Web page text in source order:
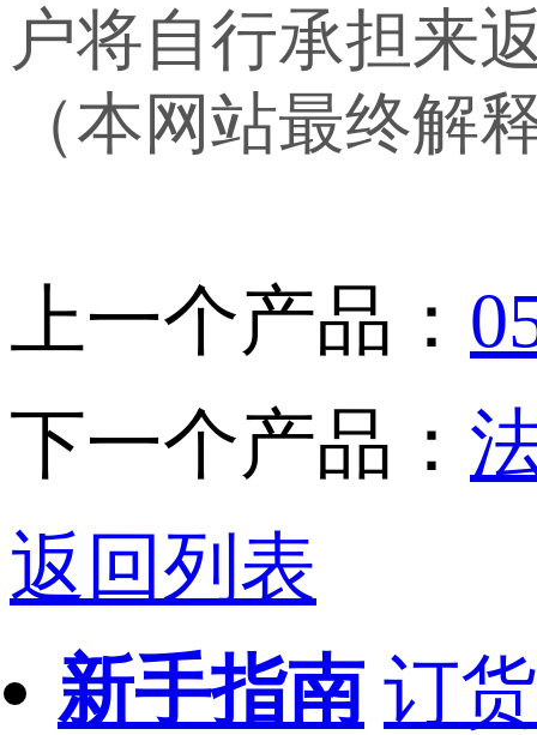
户将自行承担来
（本网站最终解
上一个产品：
下一个产品：
返回列表
新手指南 订